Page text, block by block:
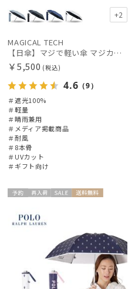
+2
MAGICAL TECH
【日傘】マジで軽い傘 マジカルテックプロテクション（MAGICAL TECH PROTECTION）Tough W rib55cm 耐風 軽量 遮光100
￥5,500 (税込)
4.6 （9）
＃遮光100%
＃軽量
＃晴雨兼用
＃メディア掲載商品
＃耐風
＃8本骨
＃UVカット
＃ギフト向け
荷
ギフト
向け
N